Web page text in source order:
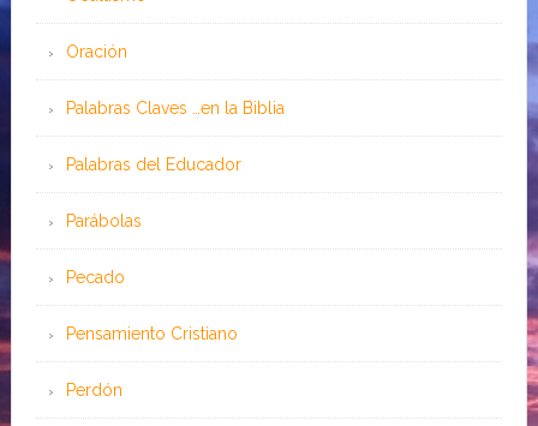
Oración
Palabras Claves …en la Biblia
Palabras del Educador
Parábolas
Pecado
Pensamiento Cristiano
Perdón